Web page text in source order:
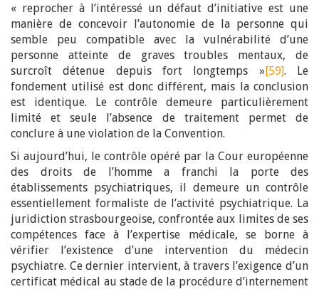
« reprocher à l’intéressé un défaut d’initiative est une
manière de concevoir l’autonomie de la personne qui
semble peu compatible avec la vulnérabilité d’une
personne atteinte de graves troubles mentaux, de
surcroît détenue depuis fort longtemps »[59]. Le
fondement utilisé est donc différent, mais la conclusion
est identique. Le contrôle demeure particulièrement
limité et seule l’absence de traitement permet de
conclure à une violation de la Convention.
Si aujourd’hui, le contrôle opéré par la Cour européenne
des droits de l’homme a franchi la porte des
établissements psychiatriques, il demeure un contrôle
essentiellement formaliste de l’activité psychiatrique. La
juridiction strasbourgeoise, confrontée aux limites de ses
compétences face à l’expertise médicale, se borne à
vérifier l’existence d’une intervention du médecin
psychiatre. Ce dernier intervient, à travers l’exigence d’un
certificat médical au stade de la procédure d’internement